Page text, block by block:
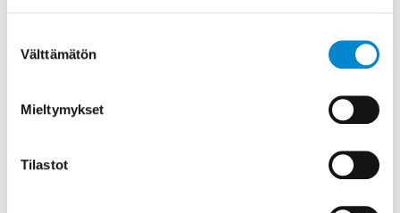
valinta
Välttämätön
Mieltymykset
Tilastot